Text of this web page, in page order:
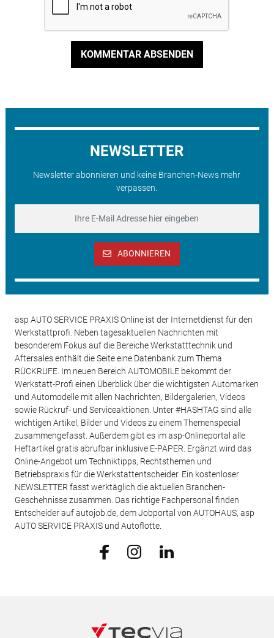
KOMMENTAR ABSENDEN
NEWSLETTER
Newsletter abonnieren und keine Branchen-News mehr
verpassen.
ABONNIEREN
asp AUTO SERVICE PRAXIS Online ist der Internetdienst für den
Werkstattprofi. Neben tagesaktuellen Nachrichten mit
besonderem Fokus auf die Bereiche Werkstatttechnik und
Aftersales enthält die Seite eine Datenbank zum Thema
RÜCKRUFE. Im neuen Bereich AUTOMOBILE bekommt der
Werkstatt-Profi einen Überblick über die wichtigsten Automarken
und Automodelle mit allen Nachrichten, Bildergalerien, Videos
sowie Rückruf- und Serviceaktionen. Unter #HASHTAG sind alle
wichtigen Artikel, Bilder und Videos zu einem Themenspecial
zusammengefasst. Außerdem gibt es im asp-Onlineportal alle
Heftartikel gratis abrufbar inklusive E-PAPER. Ergänzt wird das
Online-Angebot um Techniktipps, Rechtsthemen und
Betriebspraxis für die Werkstattentscheider. Ein kostenloser
NEWSLETTER fasst werktäglich die aktuellen Branchen-
Geschehnisse zusammen. Das richtige Fachpersonal finden
Entscheider auf autojob.de, dem Jobportal von AUTOHAUS, asp
AUTO SERVICE PRAXIS und Autoflotte.